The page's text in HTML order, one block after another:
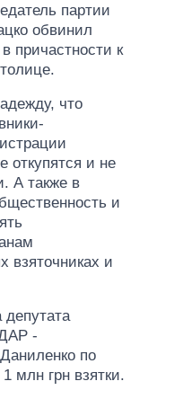
партии
обвинил
причастности к
что
откупятся и не
А также в
и
взяточниках и
-
по
млн грн взятки.